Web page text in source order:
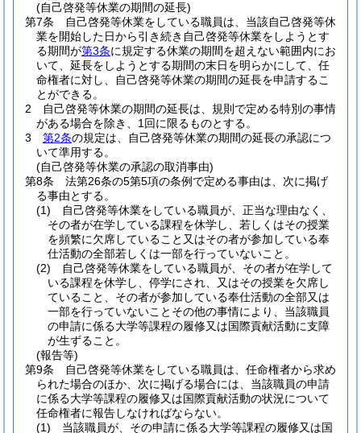
(自己啓発等休業の期間の延長)
第7条
自己啓発等休業をしている職員は、当該自己啓発等休
業を開始した日から引き続き自己啓発等休業をしようとす
る期間が第3条に規定する休業の期間を超えない範囲内にお
いて、延長をしようとする期間の末日を明らかにして、任
命権者に対し、自己啓発等休業の期間の延長を申請するこ
とができる。
2
自己啓発等休業の期間の延長は、規則で定める特別の事情
がある場合を除き、1回に限るものとする。
3
第2条の規定は、自己啓発等休業の期間の延長の承認につ
いて準用する。
(自己啓発等休業の承認の取消事由)
第8条
法第26条の5第5項の条例で定める事由は、次に掲げ
る事由とする。
(1)
自己啓発等休業をしている職員が、正当な理由なく、
その者が在学している課程を休学し、若しくはその授業
を頻繁に欠席していること又はその者が参加している奉
仕活動の全部若しくは一部を行っていないこと。
(2)
自己啓発等休業をしている職員が、その者が在学して
いる課程を休学し、停学にされ、又はその授業を欠席し
ていること、その者が参加している奉仕活動の全部又は
一部を行っていないことその他の事情により、当該職員
の申請に係る大学等課程の履修又は国際貢献活動に支障
が生ずること。
(報告等)
第9条
自己啓発等休業をしている職員は、任命権者から求め
られた場合のほか、次に掲げる場合には、当該職員の申請
に係る大学等課程の履修又は国際貢献活動の状況について
任命権者に報告しなければならない。
(1)
当該職員が、その申請に係る大学等課程の履修又は国